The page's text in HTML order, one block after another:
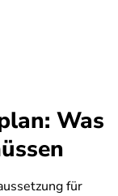
Was
für